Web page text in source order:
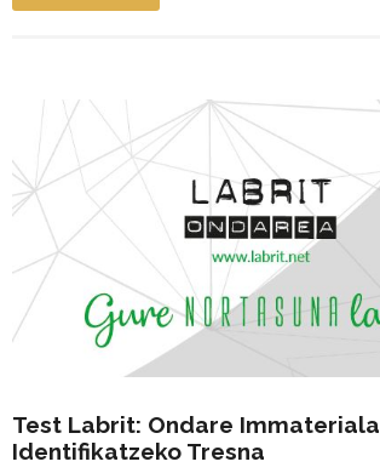
Test Labrit: Ondare Immateriala
Identifikatzeko Tresna